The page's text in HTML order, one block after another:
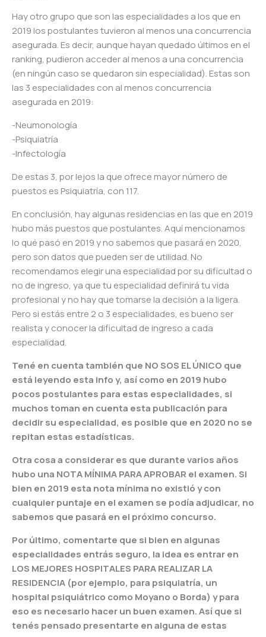
Hay otro grupo que son las especialidades a los que en
2019 los postulantes tuvieron al menos una concurrencia
asegurada. Es decir, aunque hayan quedado últimos en el
ranking, pudieron acceder al menos a una concurrencia
(en ningún caso se quedaron sin especialidad). Estas son
las 3 especialidades con al menos concurrencia
asegurada en 2019:
-Neumonología
-Psiquiatría
-Infectología
De estas 3, por lejos la que ofrece mayor número de
puestos es Psiquiatría, con 117.
En conclusión, hay algunas residencias en las que en 2019
hubo más puestos que postulantes. Aquí mencionamos
lo qué pasó en 2019 y no sabemos que pasará en 2020,
pero son datos que pueden ser de utilidad. No
recomendamos elegir una especialidad por su dificultad o
no de ingreso, ya que tu especialidad definirá tu vida
profesional y no hay que tomarse la decisión a la ligera.
Pero si estás entre 2 o 3 especialidades, es bueno ser
realista y conocer la dificultad de ingreso a cada
especialidad.
Tené en cuenta también que NO SOS EL ÚNICO que
está leyendo esta info y, así como en 2019 hubo
pocos postulantes para estas especialidades, si
muchos toman en cuenta esta publicación para
decidir su especialidad, es posible que en 2020 no se
repitan estas estadísticas.
Otra cosa a considerar es que durante varios años
hubo una NOTA MÍNIMA PARA APROBAR el examen. Si
bien en 2019 esta nota mínima no existió y con
cualquier puntaje en el examen se podía adjudicar, no
sabemos que pasará en el próximo concurso.
Por último, comentarte que si bien en algunas
especialidades entrás seguro, la idea es entrar en
LOS MEJORES HOSPITALES PARA REALIZAR LA
RESIDENCIA (por ejemplo, para psiquiatría, un
hospital psiquiátrico como Moyano o Borda) y para
eso es necesario hacer un buen examen. Así que si
tenés pensado presentarte en alguna de estas